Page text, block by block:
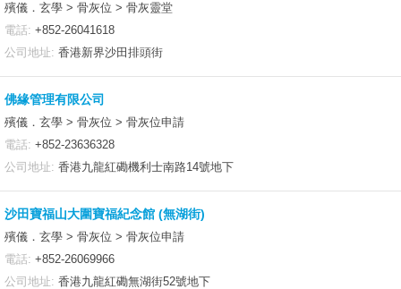
殯儀．玄學 > 骨灰位 > 骨灰靈堂
電話: +852-26041618
公司地址: 香港新界沙田排頭街
佛緣管理有限公司
殯儀．玄學 > 骨灰位 > 骨灰位申請
電話: +852-23636328
公司地址: 香港九龍紅磡機利士南路14號地下
沙田寶福山大圍寶福紀念館 (無湖街)
殯儀．玄學 > 骨灰位 > 骨灰位申請
電話: +852-26069966
公司地址: 香港九龍紅磡無湖街52號地下